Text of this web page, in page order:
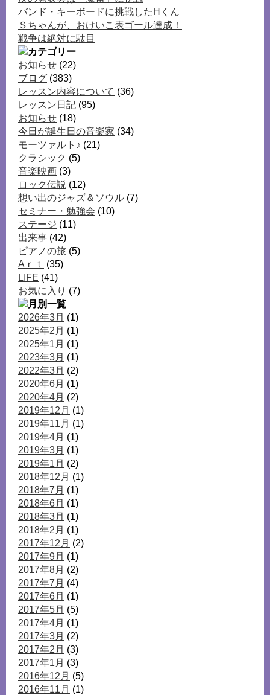
バンド・キーボードに挑戦したHくん
Ｓちゃんが、おけいこ表ゴール達成！
戦争は絶対に駄目
お知らせ (22)
ブログ (383)
レッスン内容について (36)
レッスン日記 (95)
お知らせ (18)
今日が誕生日の音楽家 (34)
モーツァルト♪ (21)
クラシック (5)
音楽映画 (3)
ロック伝説 (12)
想い出のジャズ＆ソウル (7)
セミナー・勉強会 (10)
ステージ (11)
出来事 (42)
ピアノの旅 (5)
Aｒｔ
(35)
LIFE (41)
お気に入り (7)
2026年3月 (1)
2025年2月 (1)
2025年1月 (1)
2023年3月 (1)
2022年3月 (2)
2020年6月 (1)
2020年4月 (2)
2019年12月 (1)
2019年11月 (1)
2019年4月 (1)
2019年3月 (1)
2019年1月 (2)
2018年12月 (1)
2018年7月 (1)
2018年6月 (1)
2018年3月 (1)
2018年2月 (1)
2017年12月 (2)
2017年9月 (1)
2017年8月 (2)
2017年7月 (4)
2017年6月 (1)
2017年5月 (5)
2017年4月 (1)
2017年3月 (2)
2017年2月 (3)
2017年1月 (3)
2016年12月 (5)
2016年11月 (1)